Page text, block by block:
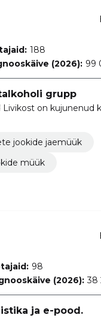
188
(2026): 99
grupp
on kujunenud
jookide jaemüük
müük
98
(2026): 38
ja e-pood.